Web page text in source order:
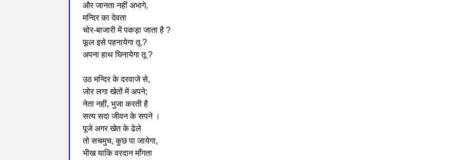
और जानता नहीं अभागे,
मन्दिर का देवता
चोर-बाजारी में पकड़ा जाता है ?
फूल इसे पहनायेगा तू ?
अपना हाथ घिनायेगा तू ?
उठ मन्दिर के दरवाजे से,
जोर लगा खेतों में अपने;
नेता नहीं, भुजा करती है
सत्य सदा जीवन के सपने ।
पूजे अगर खेत के ढेले
तो सचमुच, कुछ पा जायेगा,
भीख याकि वरदान माँगता